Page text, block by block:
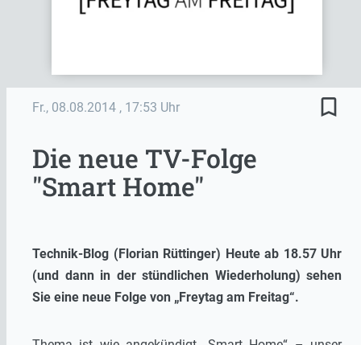
Fr., 08.08.2014 , 17:53 Uhr bookmark_border
Die neue TV-Folge
"Smart Home"
Technik-Blog (Florian Rüttinger) Heute ab 18.57 Uhr
(und dann in der stündlichen Wiederholung) sehen
Sie eine neue Folge von „Freytag am Freitag“.